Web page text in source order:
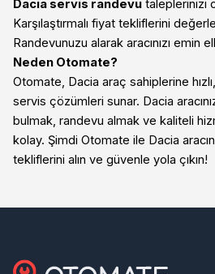
Dacia servis randevu taleplerinizi
Karşılaştırmalı fiyat tekliflerini
Randevunuzu alarak aracınızı emin
Neden Otomate?
Otomate, Dacia araç sahiplerine
servis çözümleri sunar. Dacia
bulmak, randevu almak ve kaliteli
kolay. Şimdi Otomate ile Dacia
tekliflerini alın ve güvenle yola çıkın!